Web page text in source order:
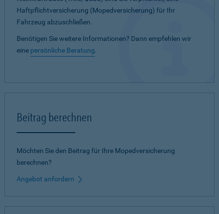
Haftpflichtversicherung (Mopedversicherung) für Ihr
Fahrzeug abzuschließen.
Benötigen Sie weitere Informationen? Dann empfehlen wir
eine persönliche Beratung.
Beitrag berechnen
Möchten Sie den Beitrag für Ihre Mopedversicherung
berechnen?
Angebot anfordern